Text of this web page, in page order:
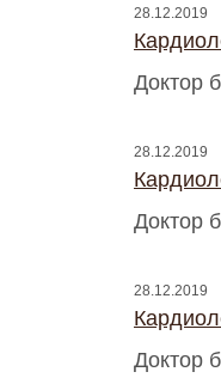
28.12.2019
Доктор
28.12.2019
Доктор
28.12.2019
Доктор